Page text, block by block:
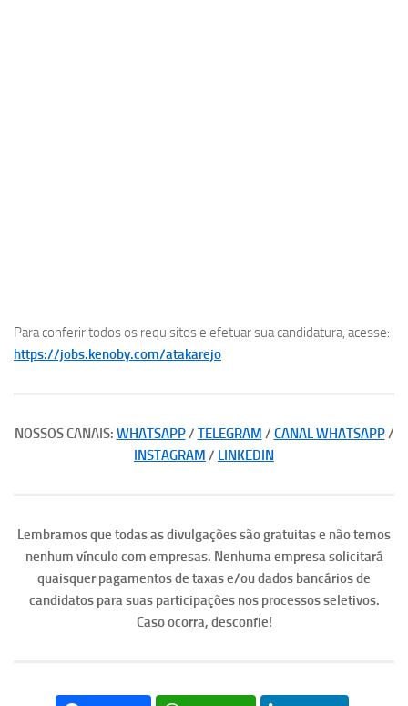
Para conferir todos os requisitos e efetuar sua candidatura, acesse:
https://jobs.kenoby.com/atakarejo
NOSSOS CANAIS: WHATSAPP/ TELEGRAM / CANAL WHATSAPP/
INSTAGRAM / LINKEDIN
Lembramos que todas as divulgações são gratuitas e não temos
nenhum vínculo com empresas. Nenhuma empresa solicitará
quaisquer pagamentos de taxas e/ou dados bancários de
candidatos para suas participações nos processos seletivos.
Caso ocorra, desconfie!